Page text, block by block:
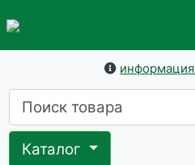
Каталог